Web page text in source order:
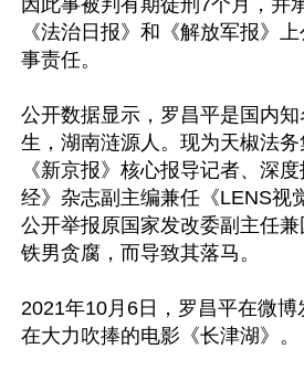
因此事被判有期徒刑7个月，并
《法治日报》和《解放军报》
事责任。
公开数据显示，罗昌平是国内
生，湖南涟源人。现为天椒法
《新京报》核心报导记者、深
经》杂志副主编兼任《LENS视
公开举报原国家发改委副主任
铁男贪腐，而导致其落马。
2021年10月6日，罗昌平在微博
在大力吹捧的电影《长津湖》。